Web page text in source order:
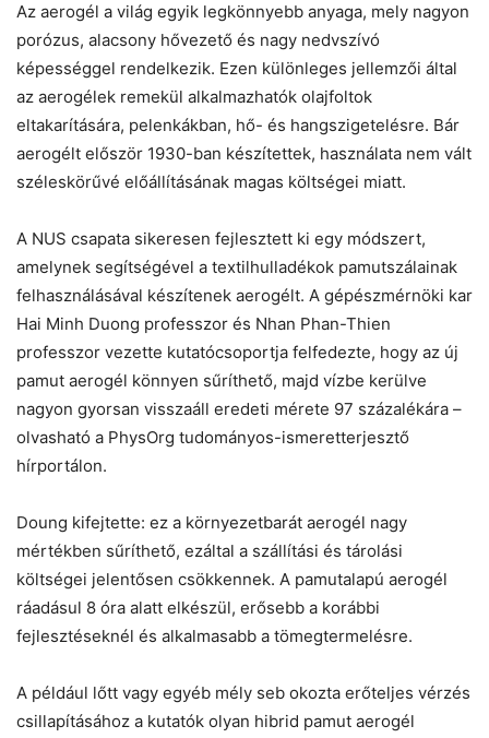
Az aerogél a világ egyik legkönnyebb anyaga, mely nagyon
porózus, alacsony hővezető és nagy nedvszívó
képességgel rendelkezik. Ezen különleges jellemzői által
az aerogélek remekül alkalmazhatók olajfoltok
eltakarítására, pelenkákban, hő- és hangszigetelésre. Bár
aerogélt először 1930-ban készítettek, használata nem vált
széleskörűvé előállításának magas költségei miatt.
A NUS csapata sikeresen fejlesztett ki egy módszert,
amelynek segítségével a textilhulladékok pamutszálainak
felhasználásával készítenek aerogélt. A gépészmérnöki kar
Hai Minh Duong professzor és Nhan Phan-Thien
professzor vezette kutatócsoportja felfedezte, hogy az új
pamut aerogél könnyen sűríthető, majd vízbe kerülve
nagyon gyorsan visszaáll eredeti mérete 97 százalékára –
olvasható a PhysOrg tudományos-ismeretterjesztő
hírportálon.
Doung kifejtette: ez a környezetbarát aerogél nagy
mértékben sűríthető, ezáltal a szállítási és tárolási
költségei jelentősen csökkennek. A pamutalapú aerogél
ráadásul 8 óra alatt elkészül, erősebb a korábbi
fejlesztéseknél és alkalmasabb a tömegtermelésre.
A például lőtt vagy egyéb mély seb okozta erőteljes vérzés
csillapításához a kutatók olyan hibrid pamut aerogél
Helló! Miben segíthetek ma?